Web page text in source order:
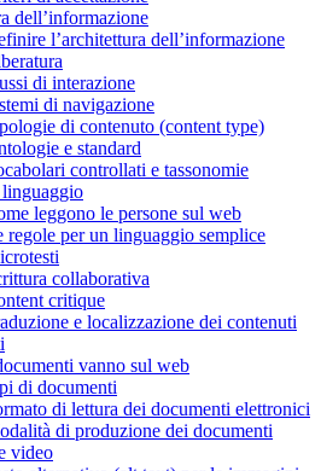
dell’informazione
l’architettura dell’informazione
di interazione
di navigazione
di contenuto (content type)
e standard
controllati e tassonomie
leggono le persone sul web
regole per un linguaggio semplice
collaborativa
critique
e localizzazione dei contenuti
vanno sul web
di documenti
di lettura dei documenti elettronici
di produzione dei documenti
video